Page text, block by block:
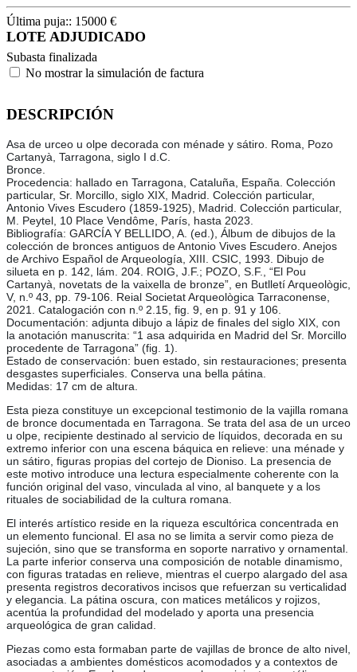
Última puja:: 15000 €
LOTE ADJUDICADO
Subasta finalizada
No mostrar la simulación de factura
DESCRIPCIÓN
Asa de urceo u olpe decorada con ménade y sátiro. Roma, Pozo
Cartanyà, Tarragona, siglo I d.C.
Bronce.
Procedencia: hallado en Tarragona, Cataluña, España. Colección
particular, Sr. Morcillo, siglo XIX, Madrid. Colección particular,
Antonio Vives Escudero (1859-1925), Madrid. Colección particular,
M. Peytel, 10 Place Vendôme, París, hasta 2023.
Bibliografía: GARCÍA Y BELLIDO, A. (ed.), Álbum de dibujos de la
colección de bronces antiguos de Antonio Vives Escudero. Anejos
de Archivo Español de Arqueología, XIII. CSIC, 1993. Dibujo de
silueta en p. 142, lám. 204. ROIG, J.F.; POZO, S.F., “El Pou
Cartanyà, novetats de la vaixella de bronze”, en Butlletí Arqueològic,
V, n.º 43, pp. 79-106. Reial Societat Arqueològica Tarraconense,
2021. Catalogación con n.º 2.15, fig. 9, en p. 91 y 106.
Documentación: adjunta dibujo a lápiz de finales del siglo XIX, con
la anotación manuscrita: “1 asa adquirida en Madrid del Sr. Morcillo
procedente de Tarragona” (fig. 1).
Estado de conservación: buen estado, sin restauraciones; presenta
desgastes superficiales. Conserva una bella pátina.
Medidas: 17 cm de altura.
Esta pieza constituye un excepcional testimonio de la vajilla romana
de bronce documentada en Tarragona. Se trata del asa de un urceo
u olpe, recipiente destinado al servicio de líquidos, decorada en su
extremo inferior con una escena báquica en relieve: una ménade y
un sátiro, figuras propias del cortejo de Dioniso. La presencia de
este motivo introduce una lectura especialmente coherente con la
función original del vaso, vinculada al vino, al banquete y a los
rituales de sociabilidad de la cultura romana.
El interés artístico reside en la riqueza escultórica concentrada en
un elemento funcional. El asa no se limita a servir como pieza de
sujeción, sino que se transforma en soporte narrativo y ornamental.
La parte inferior conserva una composición de notable dinamismo,
con figuras tratadas en relieve, mientras el cuerpo alargado del asa
presenta registros decorativos incisos que refuerzan su verticalidad
y elegancia. La pátina oscura, con matices metálicos y rojizos,
acentúa la profundidad del modelado y aporta una presencia
arqueológica de gran calidad.
Piezas como esta formaban parte de vajillas de bronce de alto nivel,
asociadas a ambientes domésticos acomodados y a contextos de